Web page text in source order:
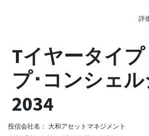
評
Tイヤータイプ
プ･コンシェル
2034
投信会社名： 大和アセットマネジメント